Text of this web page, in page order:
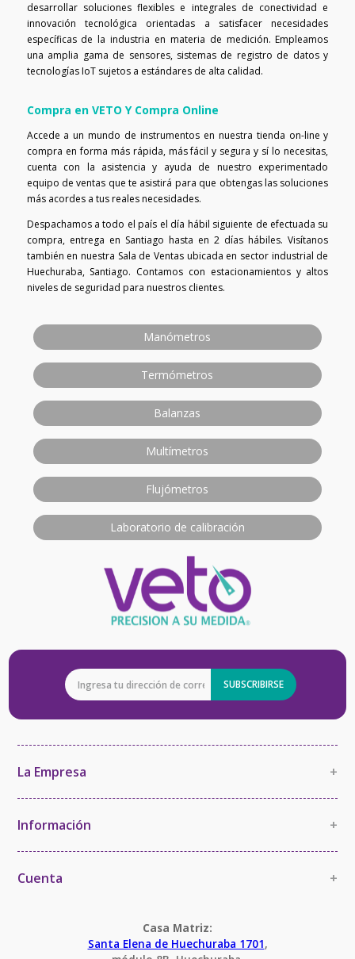
desarrollar soluciones flexibles e integrales de conectividad e
innovación tecnológica orientadas a satisfacer necesidades
específicas de la industria en materia de medición. Empleamos
una amplia gama de sensores, sistemas de registro de datos y
tecnologías IoT sujetos a estándares de alta calidad.
Compra en VETO Y Compra Online
Accede a un mundo de instrumentos en nuestra tienda on-line y
compra en forma más rápida, más fácil y segura y sí lo necesitas,
cuenta con la asistencia y ayuda de nuestro experimentado
equipo de ventas que te asistirá para que obtengas las soluciones
más acordes a tus reales necesidades.
Despachamos a todo el país el día hábil siguiente de efectuada su
compra, entrega en Santiago hasta en 2 días hábiles. Visítanos
también en nuestra Sala de Ventas ubicada en sector industrial de
Huechuraba, Santiago. Contamos con estacionamientos y altos
niveles de seguridad para nuestros clientes.
Manómetros
Termómetros
Balanzas
Multímetros
Flujómetros
Laboratorio de calibración
SUBSCRIBIRSE
La Empresa +
La Empresa
Política de Imparcialidad y Confidencialidad
Certificaciones y Acreditaciones
Información +
Información Comercial
Términos y Condiciones
Cuenta +
Casa Matriz:
Santa Elena de Huechuraba 1701,